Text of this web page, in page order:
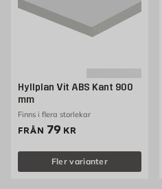
Hyllplan Vit ABS Kant 900
mm
Finns i flera storlekar
FRÅN Pris 79 kr
79 KR
Fler varianter